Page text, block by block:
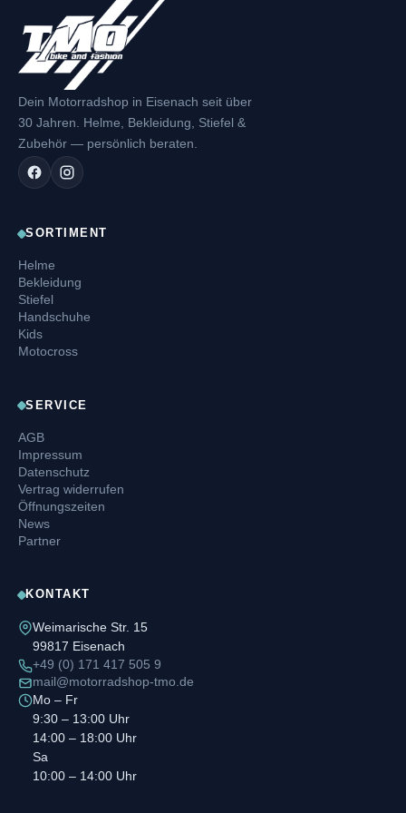
Dein Motorradshop in Eisenach seit über
30 Jahren. Helme, Bekleidung, Stiefel &
Zubehör — persönlich beraten.
SORTIMENT
Helme
Bekleidung
Stiefel
Handschuhe
Kids
Motocross
SERVICE
AGB
Impressum
Datenschutz
Vertrag widerrufen
Öffnungszeiten
News
Partner
KONTAKT
Weimarische Str. 15
99817 Eisenach
+49 (0) 171 417 505 9
mail@motorradshop-tmo.de
Mo – Fr
9:30 – 13:00 Uhr
14:00 – 18:00 Uhr
Sa
10:00 – 14:00 Uhr